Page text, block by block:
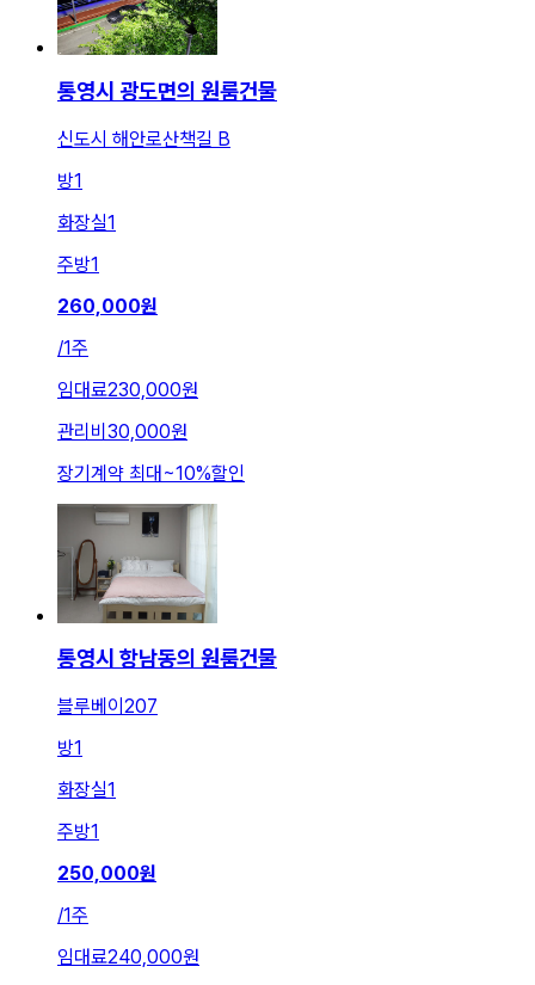
통영시 광도면의 원룸건물
신도시 해안로산책길 B
방1
화장실1
주방1
260,000원
/1주
임대료230,000원
관리비 30,000원
장기계약 최대~10%할인
통영시 항남동의 원룸건물
블루베이207
방1
화장실1
주방1
250,000원
/1주
임대료240,000원